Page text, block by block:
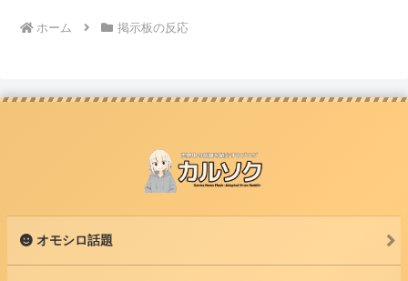
ホーム 掲示板の反応
オモシロ話題